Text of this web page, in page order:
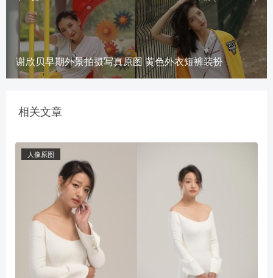
谢欣贝早期外景拍摄写真原图 黄色外衣短裤装扮
相关文章
人像原图